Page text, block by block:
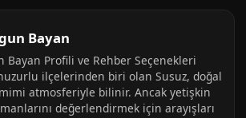
Bayan
Bayan Profili ve Rehber Seçenekleri
ilçelerinden biri olan Susuz, doğal
atmosferiyle bilinir. Ancak yetişkin
değerlendirmek için arayışları